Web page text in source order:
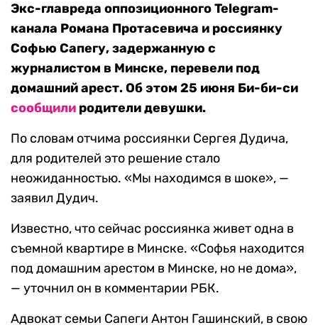
Экс-главреда оппозиционного Telegram-
канала Романа Протасевича и россиянку
Софью Сапегу, задержанную с
журналистом в Минске, перевели под
домашний арест. Об этом 25 июня Би-би-си
сообщили родители девушки.
По словам отчима россиянки Сергея Дудича,
для родителей это решение стало
неожиданностью. «Мы находимся в шоке», —
заявил Дудич.
Известно, что сейчас россиянка живет одна в
съемной квартире в Минске. «Софья находится
под домашним арестом в Минске, но не дома»,
— уточнил он в комментарии РБК.
Адвокат семьи Сапеги Антон Гашинский, в свою